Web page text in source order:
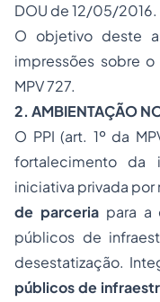
DOU de 12/05/2016.
O objetivo deste
impressões sobre
MPV 727.
2. AMBIENTAÇÃO
O PPI (art. 1º da
fortalecimento
iniciativa privada
de parceriapara a
públicos de
desestatização.
públicos de